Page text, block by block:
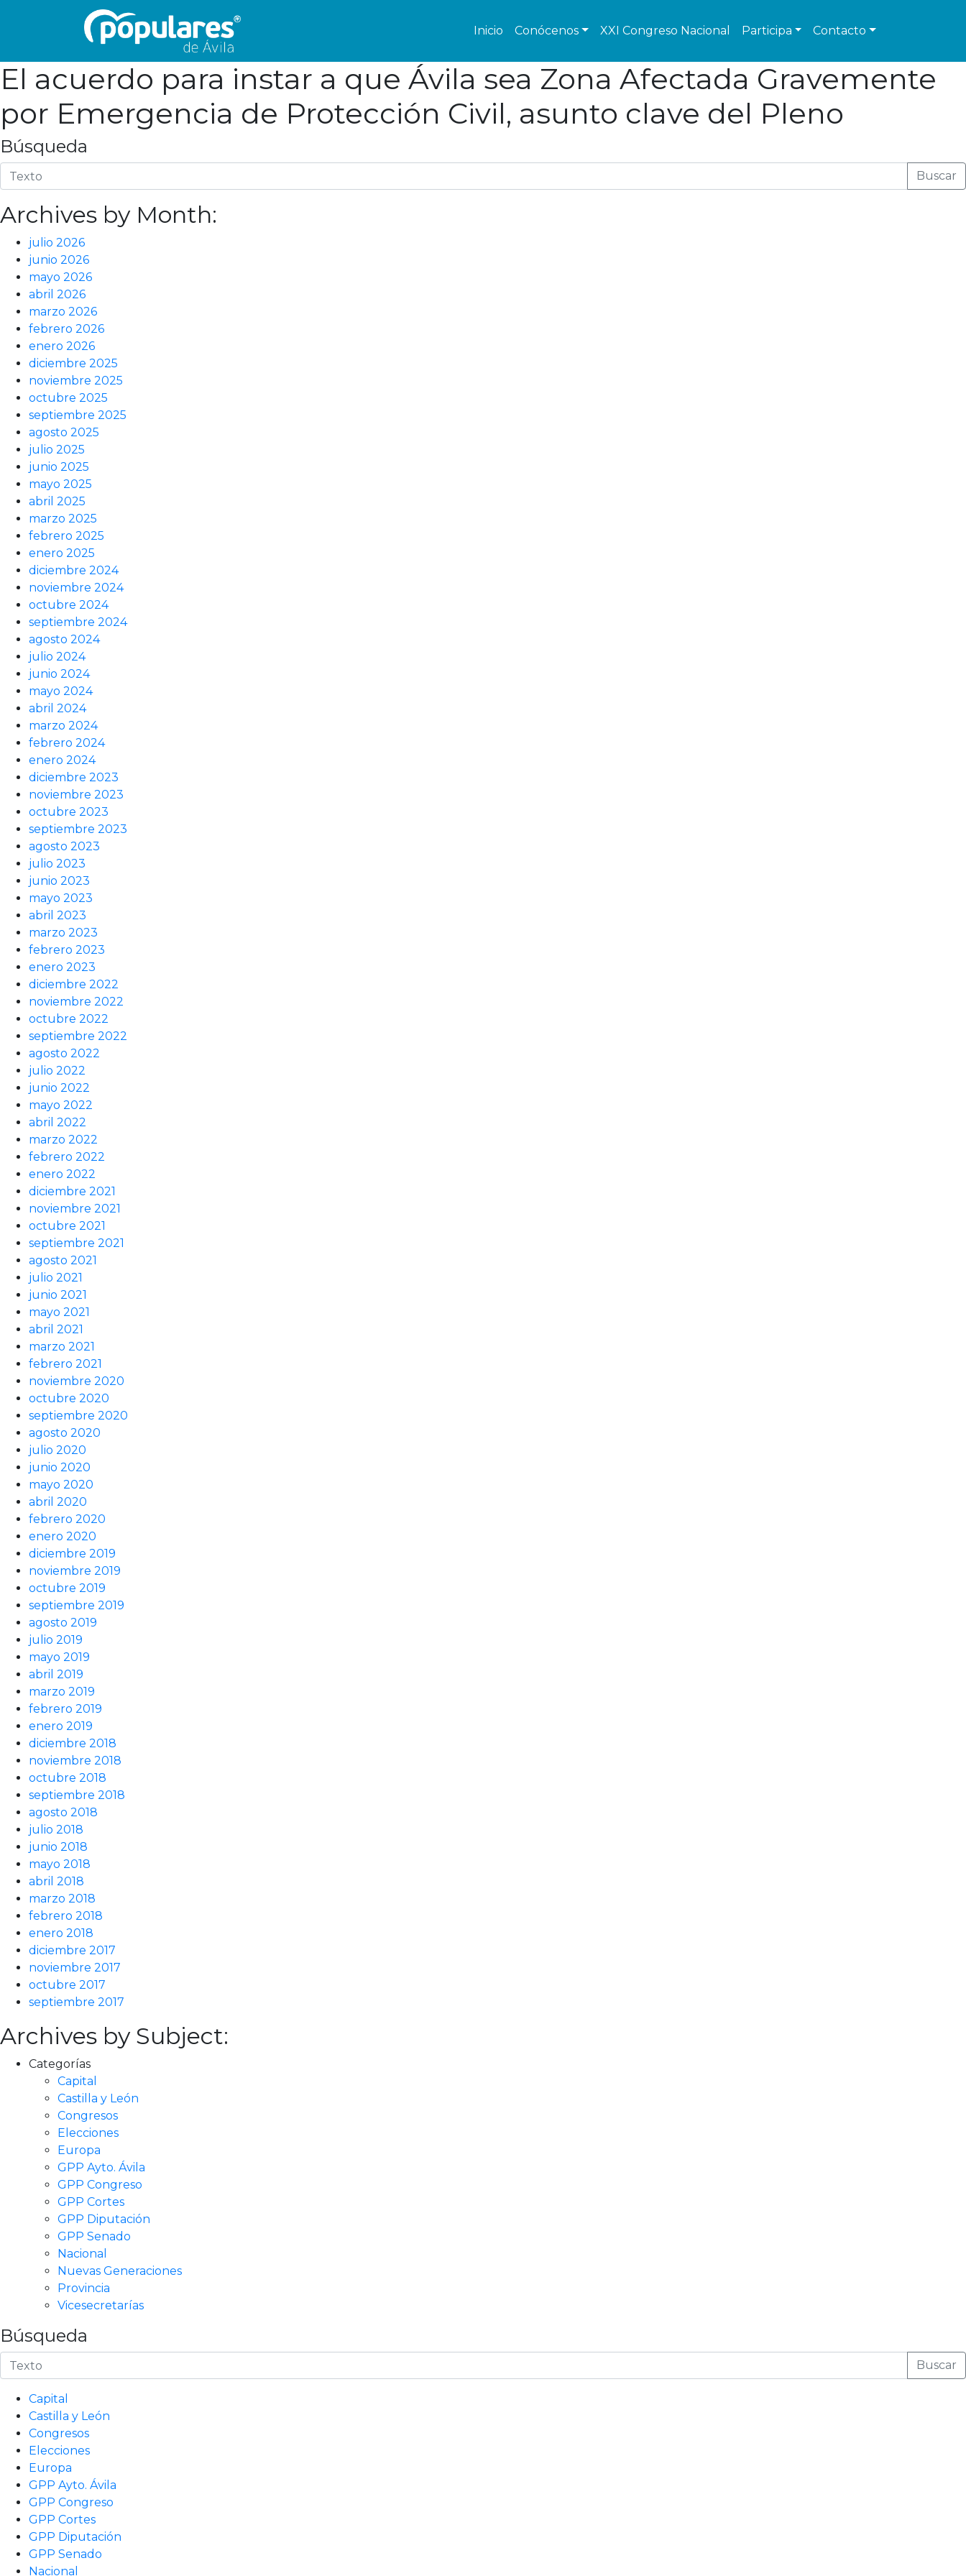
Inicio Conócenos XXI Congreso Nacional Participa Contacto
El acuerdo para instar a que Ávila sea Zona Afectada Gravemente
por Emergencia de Protección Civil, asunto clave del Pleno
Búsqueda
Buscar
Archives by Month:
julio 2026
junio 2026
mayo 2026
abril 2026
marzo 2026
febrero 2026
enero 2026
diciembre 2025
noviembre 2025
octubre 2025
septiembre 2025
agosto 2025
julio 2025
junio 2025
mayo 2025
abril 2025
marzo 2025
febrero 2025
enero 2025
diciembre 2024
noviembre 2024
octubre 2024
septiembre 2024
agosto 2024
julio 2024
junio 2024
mayo 2024
abril 2024
marzo 2024
febrero 2024
enero 2024
diciembre 2023
noviembre 2023
octubre 2023
septiembre 2023
agosto 2023
julio 2023
junio 2023
mayo 2023
abril 2023
marzo 2023
febrero 2023
enero 2023
diciembre 2022
noviembre 2022
octubre 2022
septiembre 2022
agosto 2022
julio 2022
junio 2022
mayo 2022
abril 2022
marzo 2022
febrero 2022
enero 2022
diciembre 2021
noviembre 2021
octubre 2021
septiembre 2021
agosto 2021
julio 2021
junio 2021
mayo 2021
abril 2021
marzo 2021
febrero 2021
noviembre 2020
octubre 2020
septiembre 2020
agosto 2020
julio 2020
junio 2020
mayo 2020
abril 2020
febrero 2020
enero 2020
diciembre 2019
noviembre 2019
octubre 2019
septiembre 2019
agosto 2019
julio 2019
mayo 2019
abril 2019
marzo 2019
febrero 2019
enero 2019
diciembre 2018
noviembre 2018
octubre 2018
septiembre 2018
agosto 2018
julio 2018
junio 2018
mayo 2018
abril 2018
marzo 2018
febrero 2018
enero 2018
diciembre 2017
noviembre 2017
octubre 2017
septiembre 2017
Archives by Subject:
Categorías
Capital
Castilla y León
Congresos
Elecciones
Europa
GPP Ayto. Ávila
GPP Congreso
GPP Cortes
GPP Diputación
GPP Senado
Nacional
Nuevas Generaciones
Provincia
Vicesecretarías
Búsqueda
Buscar
Capital
Castilla y León
Congresos
Elecciones
Europa
GPP Ayto. Ávila
GPP Congreso
GPP Cortes
GPP Diputación
GPP Senado
Nacional